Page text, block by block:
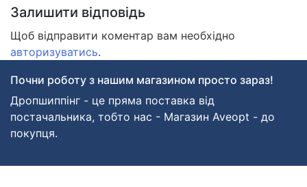
Залишити відповідь
Щоб відправити коментар вам необхідно
авторизуватись.
Почни роботу з нашим магазином просто зараз!
Дропшиппінг - це пряма поставка від
постачальника, тобто нас - Магазин Aveopt - до
покупця.